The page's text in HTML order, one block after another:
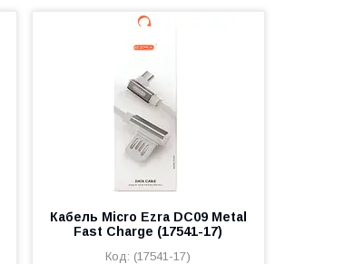
Кабель Micro Ezra DC09 Metal
Fast Charge (17541-17)
(17541-17)